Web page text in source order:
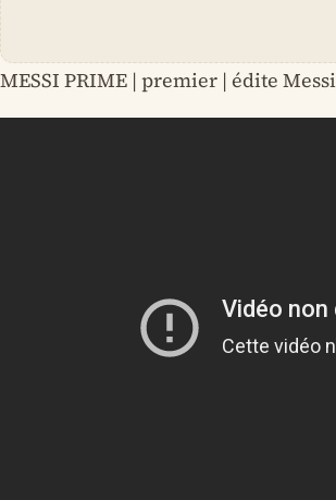
MESSI PRIME | premier | édite Messi